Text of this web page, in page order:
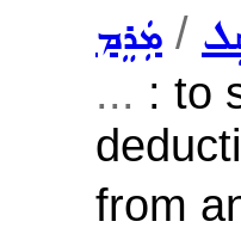
ܡܲܪܸܡ /
... : to
from